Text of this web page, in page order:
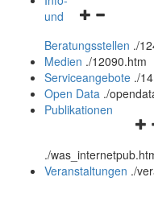
und
schließen
und
Beratungsstellen ./
Medien ./12090.htm
Serviceangebote ./
Open Data ./
und
Publikationen
./
Veranstaltungen ./